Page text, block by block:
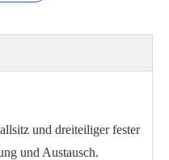
und dreiteiliger fester
und Austausch.